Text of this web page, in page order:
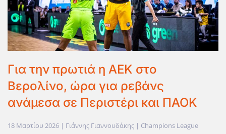
Για την πρωτιά η ΑΕΚ στο
Βερολίνο, ώρα για ρεβάνς
ανάμεσα σε Περιστέρι και ΠΑΟΚ
18 Μαρτίου 2026 | Γιάννης Γιαννουδάκης | Champions League